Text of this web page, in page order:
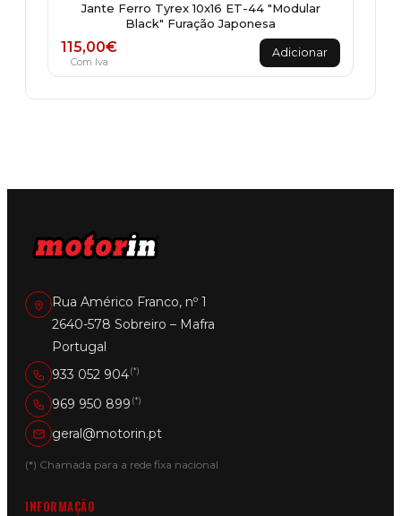
Jante Ferro Tyrex 10x16 ET-44 "Modular
Black" Furação Japonesa
115,00€
Com Iva
Adicionar
Rua Américo Franco, nº 1
2640-578 Sobreiro – Mafra
Portugal
933 052 904(*)
969 950 899 (*)
geral@motorin.pt
(*) Chamada para a rede fixa nacional
INFORMAÇÃO